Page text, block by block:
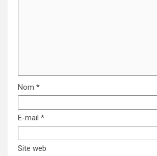
Nom *
E-mail *
Site web